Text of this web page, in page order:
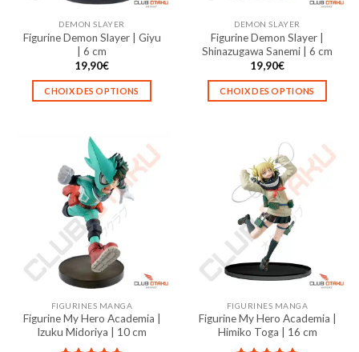
page
du
produit
page
du
produit
DEMON SLAYER
Figurine Demon Slayer | Giyu
| 6 cm
19,90€
CHOIX DES OPTIONS
a
plusieurs
variations.
Les
options
peuvent
être
choisies
sur
page
du
produit
DEMON SLAYER
Figurine Demon Slayer |
Shinazugawa Sanemi | 6 cm
19,90€
CHOIX DES OPTIONS
plusieurs
variations.
Les
options
peuvent
être
choisies
sur
page
du
produit
FIGURINES MANGA
Figurine My Hero Academia |
Izuku Midoriya | 10 cm
FIGURINES MANGA
Figurine My Hero Academia |
Himiko Toga | 16 cm